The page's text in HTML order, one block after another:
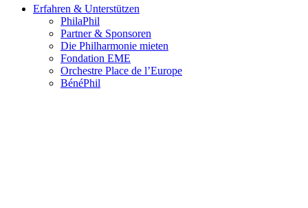
Erfahren & Unterstützen
PhilaPhil
Partner & Sponsoren
Die Philharmonie mieten
Fondation EME
Orchestre Place de l’Europe
BénéPhil